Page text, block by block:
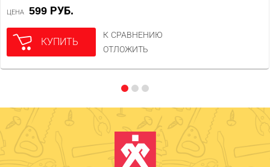
ЦЕНА 599 РУБ.
КУПИТЬ
К СРАВНЕНИЮ
ОТЛОЖИТЬ